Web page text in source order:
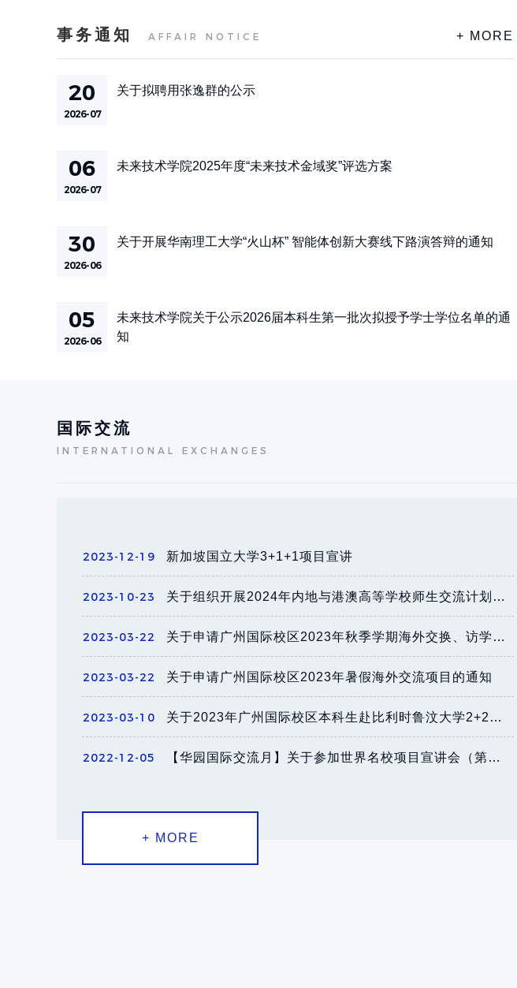
事务通知 AFFAIR NOTICE + MORE
20
2026-07
关于拟聘用张逸群的公示
06
2026-07
未来技术学院2025年度“未来技术金域奖”评选方案
30
2026-06
关于开展华南理工大学“火山杯” 智能体创新大赛线下路演答辩的通知
05
2026-06
未来技术学院关于公示2026届本科生第一批次拟授予学士学位名单的通
知
国际交流
INTERNATIONAL EXCHANGES
2023-12-19 新加坡国立大学3+1+1项目宣讲
2023-10-23 关于组织开展2024年内地与港澳高等学校师生交流计划项目申报工作的通知
2023-03-22 关于申请广州国际校区2023年秋季学期海外交换、访学项目的通知
2023-03-22 关于申请广州国际校区2023年暑假海外交流项目的通知
2023-03-10 关于2023年广州国际校区本科生赴比利时鲁汶大学2+2（+1）联合培养项目申报通知
2022-12-05 【华园国际交流月】关于参加世界名校项目宣讲会（第七周）的通知
+ MORE